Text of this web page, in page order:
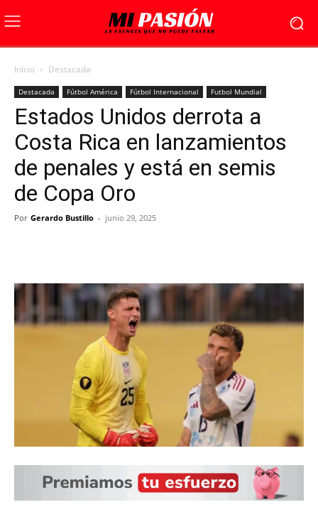
Inicio Destacada
Destacada Fútbol América Fútbol Internacional Futbol Mundial
Estados Unidos derrota a
Costa Rica en lanzamientos
de penales y está en semis
de Copa Oro
Por Gerardo Bustillo - junio 29, 2025